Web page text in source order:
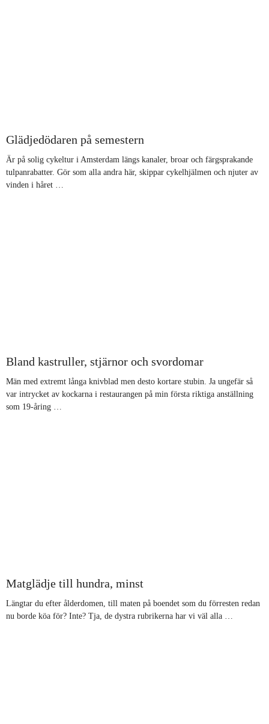
Glädjedödaren på semestern
Är på solig cykeltur i Amsterdam längs kanaler, broar och färgsprakande
tulpanrabatter. Gör som alla andra här, skippar cykelhjälmen och njuter av
vinden i håret …
Bland kastruller, stjärnor och svordomar
Män med extremt långa knivblad men desto kortare stubin. Ja ungefär så
var intrycket av kockarna i restaurangen på min första riktiga anställning
som 19-åring …
​Matglädje till hundra, minst
Längtar du efter ålderdomen, till maten på boendet som du förresten redan
nu borde köa för? Inte? Tja, de dystra rubrikerna har vi väl alla …